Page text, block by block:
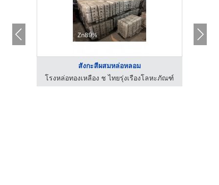
สังกะสีผสมหล่อหลอม
โรงหล่อทองเหลือง ช ไทยรุ่งเรืองโลหะภัณฑ์